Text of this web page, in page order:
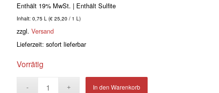
Enthält 19% MwSt.
Inhalt: 0,75 L (€25,20 / 1 L)
zzgl. Versand
Lieferzeit: sofort lieferbar
Vorrätig
In den Warenkorb